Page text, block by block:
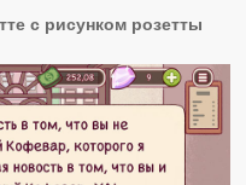
с рисунком розетты